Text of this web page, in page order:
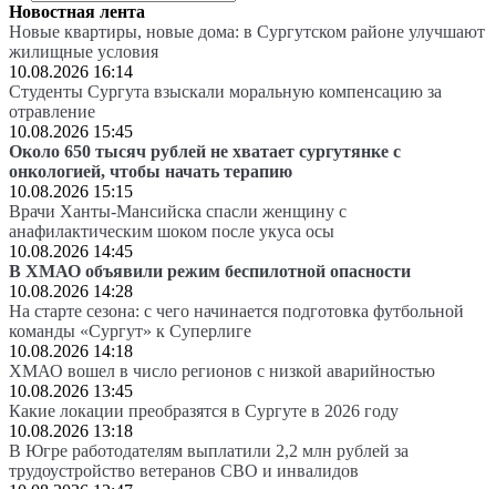
Новостная лента
Новые квартиры, новые дома: в Сургутском районе улучшают
жилищные условия
10.08.2026 16:14
Студенты Сургута взыскали моральную компенсацию за
отравление
10.08.2026 15:45
Около 650 тысяч рублей не хватает сургутянке с
онкологией, чтобы начать терапию
10.08.2026 15:15
Врачи Ханты-Мансийска спасли женщину с
анафилактическим шоком после укуса осы
10.08.2026 14:45
В ХМАО объявили режим беспилотной опасности
10.08.2026 14:28
На старте сезона: с чего начинается подготовка футбольной
команды «Сургут» к Суперлиге
10.08.2026 14:18
ХМАО вошел в число регионов с низкой аварийностью
10.08.2026 13:45
Какие локации преобразятся в Сургуте в 2026 году
10.08.2026 13:18
В Югре работодателям выплатили 2,2 млн рублей за
трудоустройство ветеранов СВО и инвалидов